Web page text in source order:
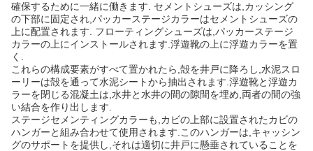
確保するために一緒に働きます. セメントシューズは,カッシング
の下部に固定され,パッカーステージカラーはセメントシューズの
上に配置されます. フローティングシューズは,パッカーステージ
カラーの上にインストールされます.浮遊靴の上に浮遊カラーを置
く.
これらの構成要素がすべて置かれたら,殻を井戸に降ろし,水泥スロ
ーリーは殻を通って水泥シートから抽出されます.浮遊靴と浮遊カ
ラーを閉じる混凝土は,水井と水井の間の隙間を埋め,両者の間の強
い結合を作り出します.
ステージセメンティングカラーも,カビの上部に設置されたカビの
ハンガーと組み合わせて使用されます.このハンガーは,キャッシン
グのサポートを提供し,それは適切に井戸に懸垂されていることを